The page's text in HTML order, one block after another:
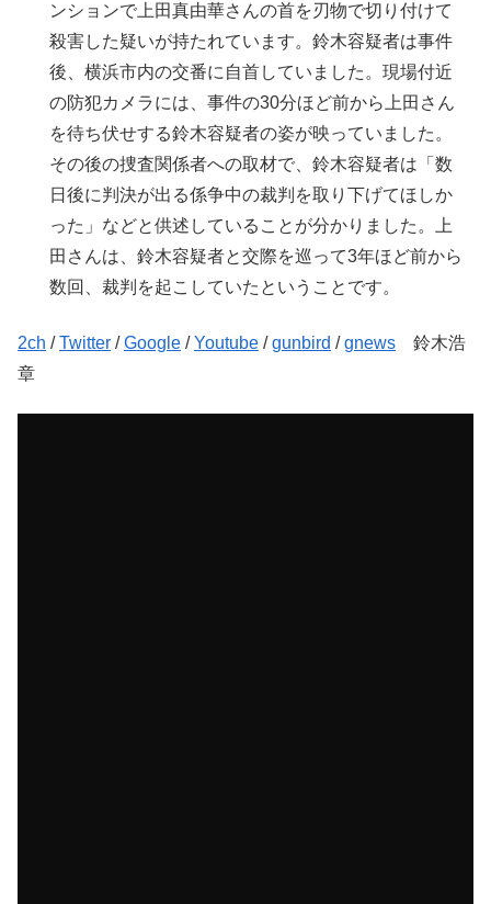
ンションで上田真由華さんの首を刃物で切り付けて
殺害した疑いが持たれています。鈴木容疑者は事件
後、横浜市内の交番に自首していました。現場付近
の防犯カメラには、事件の30分ほど前から上田さん
を待ち伏せする鈴木容疑者の姿が映っていました。
その後の捜査関係者への取材で、鈴木容疑者は「数
日後に判決が出る係争中の裁判を取り下げてほしか
った」などと供述していることが分かりました。上
田さんは、鈴木容疑者と交際を巡って3年ほど前から
数回、裁判を起こしていたということです。
2ch /Twitter /Google /Youtube /gunbird /gnews 鈴木浩
章